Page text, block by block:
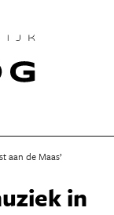
aan de Maas’
in